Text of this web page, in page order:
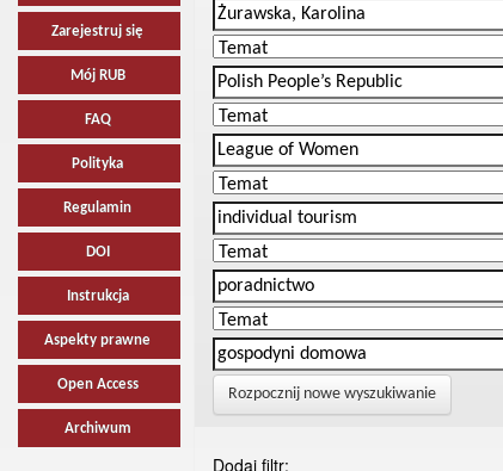
Zarejestruj się
Mój RUB
FAQ
Polityka
Regulamin
DOI
Instrukcja
Aspekty prawne
Open Access
Archiwum
Rozpocznij nowe wyszukiwanie
Dodaj filtr: